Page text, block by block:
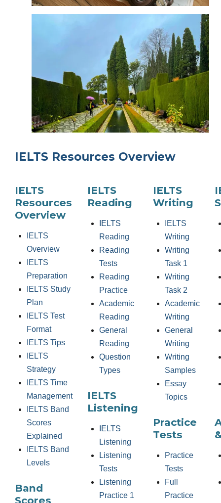
IELTS Resources Overview
IELTS
Resources
Overview
IELTS
Overview
IELTS
Preparation
IELTS Study
Plan
IELTS Test
Format
IELTS Tips
IELTS
Strategy
IELTS Time
Management
IELTS Band
Scores
Explained
IELTS Band
Levels
Band
Scores
IELTS
Reading
IELTS
Reading
Reading
Tests
Reading
Practice
Academic
Reading
General
Reading
Question
Types
IELTS
Listening
IELTS
Listening
Listening
Tests
Listening
Practice 1
IELTS
Writing
IELTS
Writing
Writing
Task 1
Writing
Task 2
Academic
Writing
General
Writing
Writing
Samples
Essay
Topics
Practice
Tests
Practice
Tests
Full
Practice